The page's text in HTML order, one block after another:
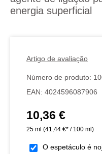
energia superficial
Artigo de avaliação
Número de produto:
EAN: 4024596087906
Preço normal:
10,36 €
25 ml (41,44 €* / 100 ml)
O espetáculo é